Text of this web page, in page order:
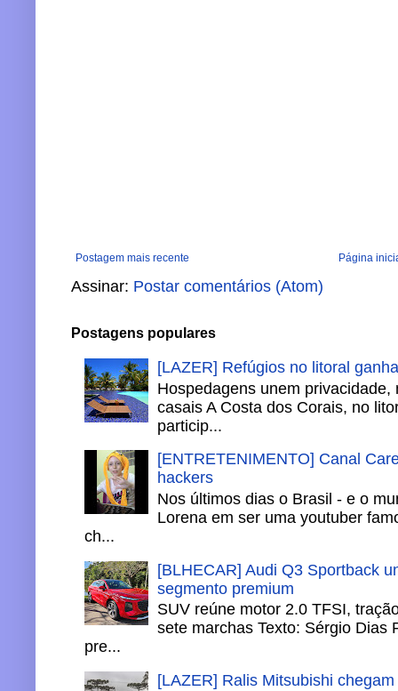
Postagem mais recente Página
Assinar: Postar comentários (Atom)
Postagens populares
[LAZER] Refúgios no litoral
Hospedagens unem
casais A Costa dos Corais, no
particip...
[ENTRETENIMENTO] Canal
hackers
Nos últimos dias o Brasil - e o
Lorena em ser uma youtuber
ch...
[BLHECAR] Audi Q3 Sportback
segmento premium
SUV reúne motor 2.0 TFSI,
sete marchas Texto: Sérgio Dias
pre...
[LAZER] Ralis Mitsubishi